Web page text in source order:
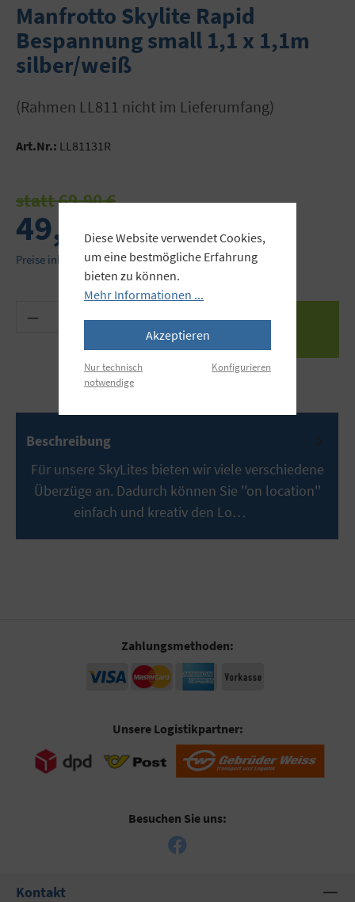
Manfrotto Skylite Rapid
Bespannung small 1,1 x 1,1m
silber/weiß
(Rahmen LL811 nicht im Lieferumfang)
Art.Nr.: LL81131R
statt 69,90 €
49,90 €
Preise inkl. MwSt. zzgl. Versandkosten
Produkt Anzahl: Gib den gewünschten Wert
Beschreibung
Für unsere SkyLites bieten wir viele verschiedene
Überzüge an. Dadurch können Sie ''on location''
einfach und kreativ den Lo…
Zahlungsmethoden:
Unsere Logistikpartner:
Besuchen Sie uns:
Kontakt
Diese Website verwendet Cookies,
um eine bestmögliche Erfahrung
bieten zu können.
Mehr Informationen ...
Akzeptieren
Nur technisch
notwendige
Konfigurieren